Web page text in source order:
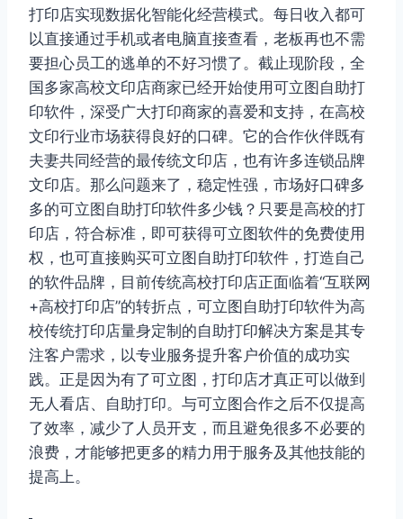
打印店实现数据化智能化经营模式。每日收入都可
以直接通过手机或者电脑直接查看，老板再也不需
要担心员工的逃单的不好习惯了。截止现阶段，全
国多家高校文印店商家已经开始使用可立图自助打
印软件，深受广大打印商家的喜爱和支持，在高校
文印行业市场获得良好的口碑。它的合作伙伴既有
夫妻共同经营的最传统文印店，也有许多连锁品牌
文印店。那么问题来了，稳定性强，市场好口碑多
多的可立图自助打印软件多少钱？只要是高校的打
印店，符合标准，即可获得可立图软件的免费使用
权，也可直接购买可立图自助打印软件，打造自己
的软件品牌，目前传统高校打印店正面临着“互联网
+高校打印店”的转折点，可立图自助打印软件为高
校传统打印店量身定制的自助打印解决方案是其专
注客户需求，以专业服务提升客户价值的成功实
践。正是因为有了可立图，打印店才真正可以做到
无人看店、自助打印。与可立图合作之后不仅提高
了效率，减少了人员开支，而且避免很多不必要的
浪费，才能够把更多的精力用于服务及其他技能的
提高上。